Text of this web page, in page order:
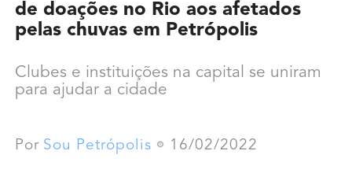
de doações no Rio aos afetados
pelas chuvas em Petrópolis
Clubes e instituições na capital se uniram
para ajudar a cidade
Por Sou Petrópolis 16/02/2022